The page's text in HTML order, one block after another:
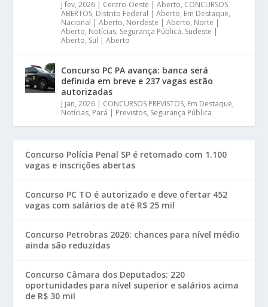
J fev, 2026 | Centro-Oeste | Aberto, CONCURSOS
ABERTOS, Distrito Federal | Aberto, Em Destaque,
Nacional | Aberto, Nordeste | Aberto, Norte |
Aberto, Notícias, Segurança Pública, Sudeste |
Aberto, Sul | Aberto
Concurso PC PA avança: banca será
definida em breve e 237 vagas estão
autorizadas
J jan, 2026 | CONCURSOS PREVISTOS, Em Destaque,
Notícias, Pará | Previstos, Segurança Pública
Concurso Polícia Penal SP é retomado com 1.100
vagas e inscrições abertas
Concurso PC TO é autorizado e deve ofertar 452
vagas com salários de até R$ 25 mil
Concurso Petrobras 2026: chances para nível médio
ainda são reduzidas
Concurso Câmara dos Deputados: 220
oportunidades para nível superior e salários acima
de R$ 30 mil